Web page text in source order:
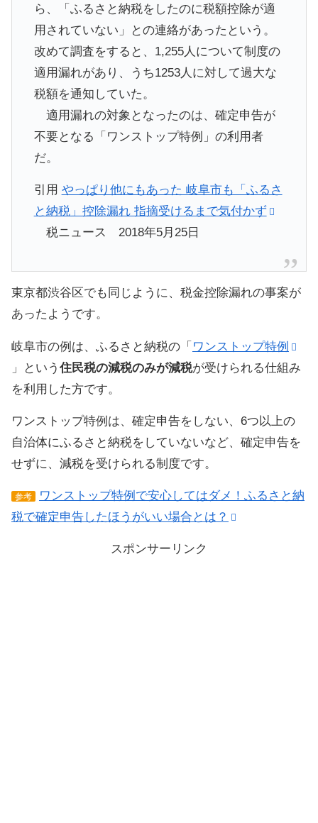
ら、「ふるさと納税をしたのに税額控除が適
用されていない」との連絡があったという。
改めて調査をすると、1,255人について制度の
適用漏れがあり、うち1253人に対して過大な
税額を通知していた。
適用漏れの対象となったのは、確定申告が
不要となる「ワンストップ特例」の利用者
だ。
引用 やっぱり他にもあった 岐阜市も「ふるさ
と納税」控除漏れ 指摘受けるまで気付かず
税ニュース 2018年5月25日
東京都渋谷区でも同じように、税金控除漏れの事案が
あったようです。
岐阜市の例は、ふるさと納税の「 ワンストップ特例
」という 住民税の減税のみが減税が受けられる仕組み
を利用した方です。
ワンストップ特例は、確定申告をしない、6つ以上の
自治体にふるさと納税をしていないなど、確定申告を
せずに、減税を受けられる制度です。
参考
ワンストップ特例で安心してはダメ！ふるさと納
税で確定申告したほうがいい場合とは？
スポンサーリンク